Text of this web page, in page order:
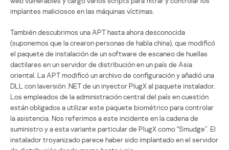
implantes maliciosos en las máquinas víctimas.
También descubrimos una APT hasta ahora desconocida
(suponemos que la crearon personas de habla china), que modificó
el paquete de instalación de un software de escaneo de huellas
dactilares en un servidor de distribución en un país de Asia
oriental. La APT modificó un archivo de configuración y añadió una
DLL con laversión .NET de un inyector PlugX al paquete instalador.
Los empleados de la administración central del país en cuestión
están obligados a utilizar este paquete biométrico para controlar
la asistencia. Nos referimos a este incidente en la cadena de
suministro y a esta variante particular de PlugX como “Smudge”. El
instalador troyanizado parece haber sido implantado en el servidor